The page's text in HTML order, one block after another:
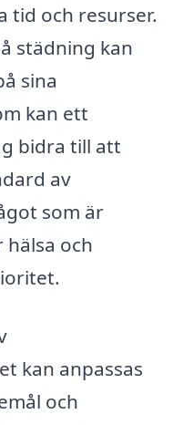
tid och resurser.
städning kan
sina
kan ett
bidra till att
av
som är
och
kan anpassas
och